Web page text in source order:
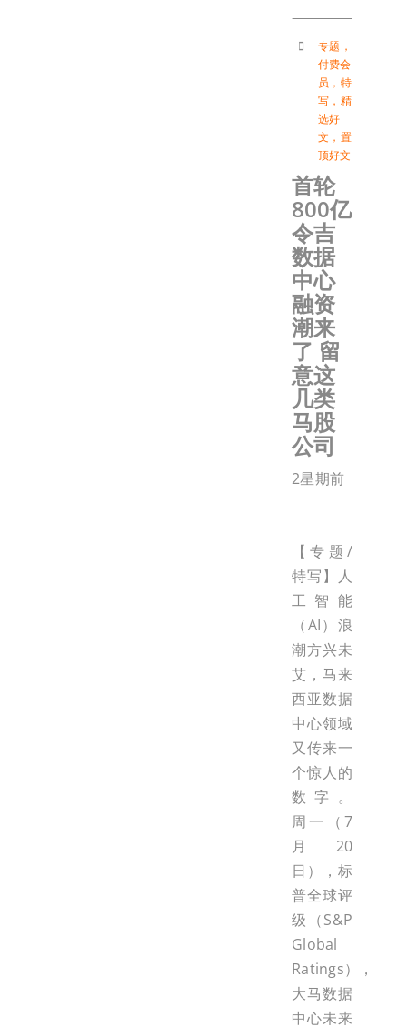
专题 ，
付费会
员 ， 特
写 ， 精
选好
文 ， 置
顶好文
首轮
800亿
令吉
数据
中心
融资
潮来
了 留
意这
几类
马股
公司
2星期前
【专题/
特写】人
工智能
（AI）浪
潮方兴未
艾，马来
西亚数据
中心领域
又传来一
个惊人的
数字。
周一（7
月20
日），标
普全球评
级（S&P
Global
Ratings），
大马数据
中心未来